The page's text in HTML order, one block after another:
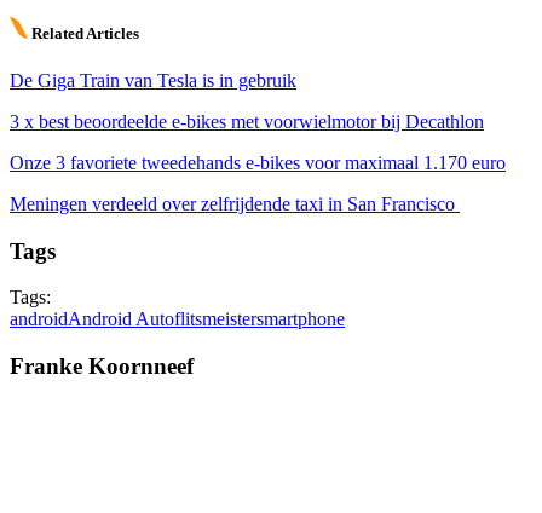
Related Articles
De Giga Train van Tesla is in gebruik
3 x best beoordeelde e-bikes met voorwielmotor bij Decathlon
Onze 3 favoriete tweedehands e-bikes voor maximaal 1.170 euro
Meningen verdeeld over zelfrijdende taxi in San Francisco
Tags
Tags:
androidAndroid Autoflitsmeistersmartphone
Franke Koornneef